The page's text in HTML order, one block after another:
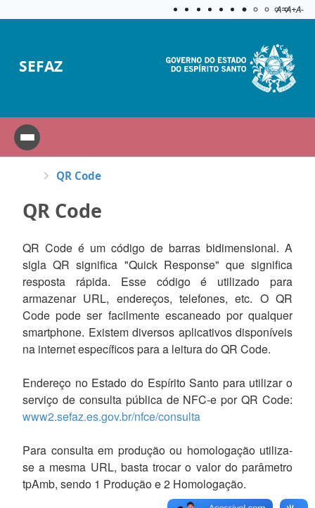
Aplicar
A=A+A-
SEFAZ
QR Code
QR Code
QR Code é um código de barras bidimensional. A
sigla QR significa "Quick Response" que significa
resposta rápida. Esse código é utilizado para
armazenar URL, endereços, telefones, etc. O QR
Code pode ser facilmente escaneado por qualquer
smartphone. Existem diversos aplicativos disponíveis
na internet específicos para a leitura do QR Code.
Endereço no Estado do Espírito Santo para utilizar o
serviço de consulta pública de NFC-e por QR Code:
www2.sefaz.es.gov.br/nfce/consulta
Para consulta em produção ou homologação utiliza-
se a mesma URL, basta trocar o valor do parâmetro
tpAmb, sendo 1 Produção e 2 Homologação.